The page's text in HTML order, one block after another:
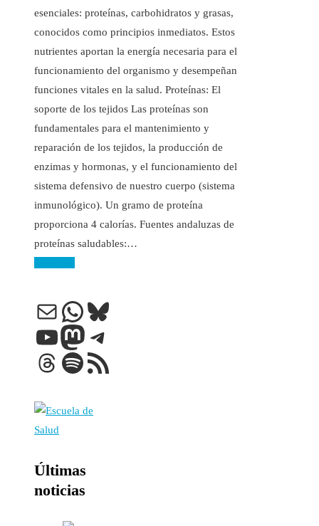
esenciales: proteínas, carbohidratos y grasas,
conocidos como principios inmediatos. Estos
nutrientes aportan la energía necesaria para el
funcionamiento del organismo y desempeñan
funciones vitales en la salud. Proteínas: El
soporte de los tejidos Las proteínas son
fundamentales para el mantenimiento y
reparación de los tejidos, la producción de
enzimas y hormonas, y el funcionamiento del
sistema defensivo de nuestro cuerpo (sistema
inmunológico). Un gramo de proteína
proporciona 4 calorías. Fuentes andaluzas de
proteínas saludables:…
Correo electrónico
WhatsApp
Bluesky
YouTube
Mastodon
Telegram
Threads
Spotify
Feed RSS
Últimas
noticias